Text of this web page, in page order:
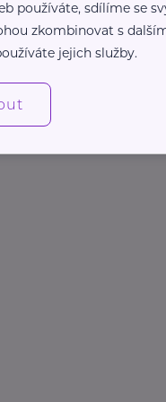
používáte, sdílíme se
zkombinovat s
jejich služby.